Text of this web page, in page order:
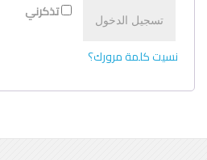
تذكرني تسجيل الدخول
نسيت كلمة مرورك؟